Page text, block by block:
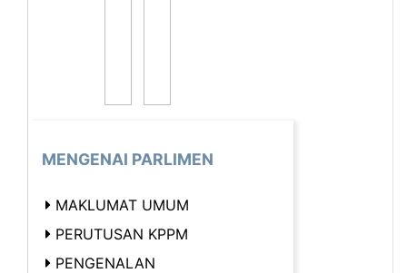
MENGENAI PARLIMEN
MAKLUMAT UMUM
PERUTUSAN KPPM
PENGENALAN